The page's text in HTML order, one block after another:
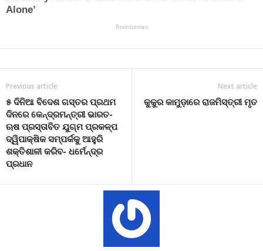
Previous article
୫ ଦିନିଆ ବିଦେଶ ଗସ୍ତର ପ୍ରଥମ
ଦିନରେ କେନ୍ଦ୍ରମନ୍ତ୍ରୀ ଭାରତ-
ଋଷ ପ୍ରସ୍ତାବିତ ଯୁଗ୍ମ ପ୍ରକଳ୍ପ
ଦ୍ୱିପାକ୍ଷିକ ସମ୍ପର୍କକୁ ଆହୁରି
ଶକ୍ତିଶାଳୀ କରିବ- ଧର୍ମେନ୍ଦ୍ର
ପ୍ରଧାନ
Next article
କୁକୁର କାମୁଡ଼ାରେ ରାଜମିସ୍ତ୍ରୀ ମୃତ